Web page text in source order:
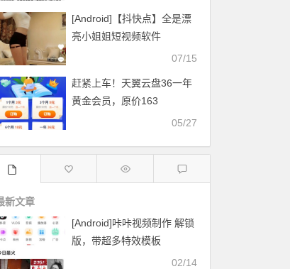
[Android]【抖快点】全是漂
亮小姐姐短视频软件
07/15
赶紧上车！天翼云盘36一年
黄金会员，原价163
05/27
新文章
[Android]咔咔视频制作 解锁
版，带超多特效模板
02/14